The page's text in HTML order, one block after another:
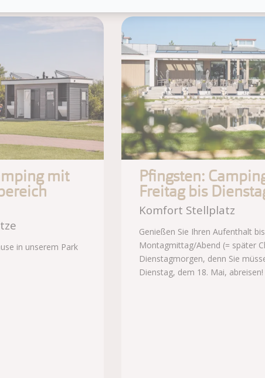
mit
in unserem Park
Pfingsten:
Freitag bis
Komfort Stellplatz
Genießen Sie Ihren Aufenthalt bis
Montagmittag/Abend (= später
Dienstagmorgen, denn Sie
Dienstag, dem 18. Mai, abreisen!